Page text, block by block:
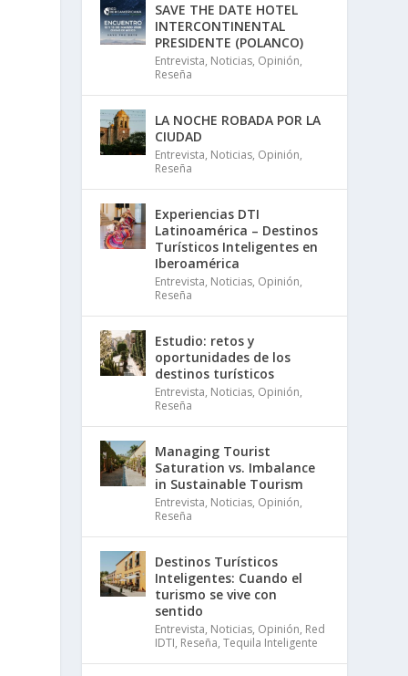
SAVE THE DATE HOTEL
INTERCONTINENTAL
PRESIDENTE (POLANCO)
Entrevista, Noticias, Opinión,
Reseña
LA NOCHE ROBADA POR LA
CIUDAD
Entrevista, Noticias, Opinión,
Reseña
Experiencias DTI
Latinoamérica – Destinos
Turísticos Inteligentes en
Iberoamérica
Entrevista, Noticias, Opinión,
Reseña
Estudio: retos y
oportunidades de los
destinos turísticos
Entrevista, Noticias, Opinión,
Reseña
Managing Tourist
Saturation vs. Imbalance
in Sustainable Tourism
Entrevista, Noticias, Opinión,
Reseña
Destinos Turísticos
Inteligentes: Cuando el
turismo se vive con
sentido
Entrevista, Noticias, Opinión, Red
IDTI, Reseña,Tequila Inteligente